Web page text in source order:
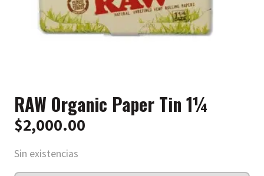
RAW Organic Paper Tin 1¼
$2,000.00
Sin existencias